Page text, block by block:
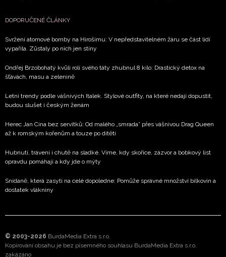
DOPORUČENÉ ČLÁNKY
Svržení atomové bomby na Hirošimu: V nepředstavitelném žáru se část lidí
vypařila. Zůstaly po nich jen stíny
Ondřej Brzobohatý kvůli roli svého táty zhubnul 8 kilo: Drastický detox na
šťávách, masu a zelenině
Letní trendy podle vášnivých Italek. Stylové outfity, na které nedají dopustit,
budou slušet i českým ženám
Herec Jan Cina bez servítků: Od malého „smrada” přes vášnivou Drag Queen
až k romským kořenům a touze po dítěti
Hubnutí, trávení i chutě na sladké. Víme, kdy skořice, zázvor a bobkový list
opravdu pomáhají a kdy jde o mýty
Snídaně, která zasytí na celé dopoledne: Pomůže správné množství bílkovin a
dostatek vlákniny
© 2003-2026 BurdaMedia Extra s.r.o.
Kopírování obsahu je bez písemného souhlasu BurdaMedia Extra s.r.o.
zakázáno